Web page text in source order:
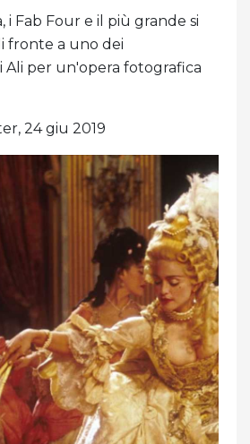
i Fab Four e il più grande si
fronte a uno dei
per un'opera fotografica
24 giu 2019